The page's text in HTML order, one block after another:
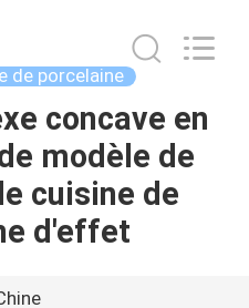
de porcelaine
concave en
modèle de
cuisine de
d'effet